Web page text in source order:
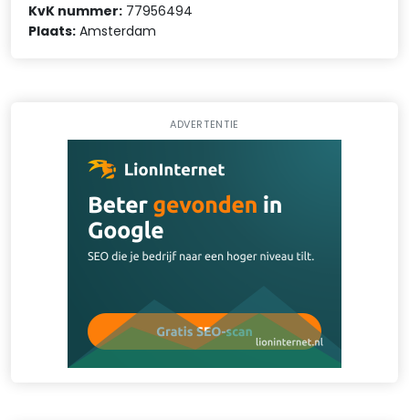
KvK nummer: 77956494
Plaats: Amsterdam
ADVERTENTIE